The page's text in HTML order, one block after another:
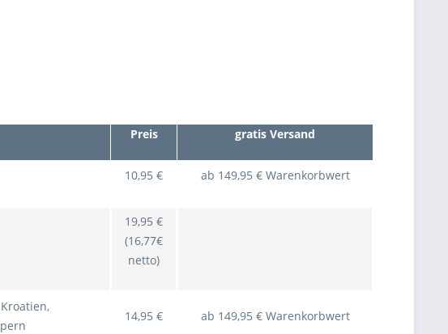
Preis gratis Versand
10,95 € ab 149,95 € Warenkorbwert
19,95 €
(16,77€
netto)
14,95 € ab 149,95 € Warenkorbwert